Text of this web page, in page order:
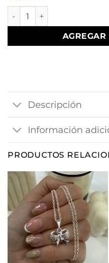
0 esclavas plateadas mod
Descripción
Información
PRODUCTOS